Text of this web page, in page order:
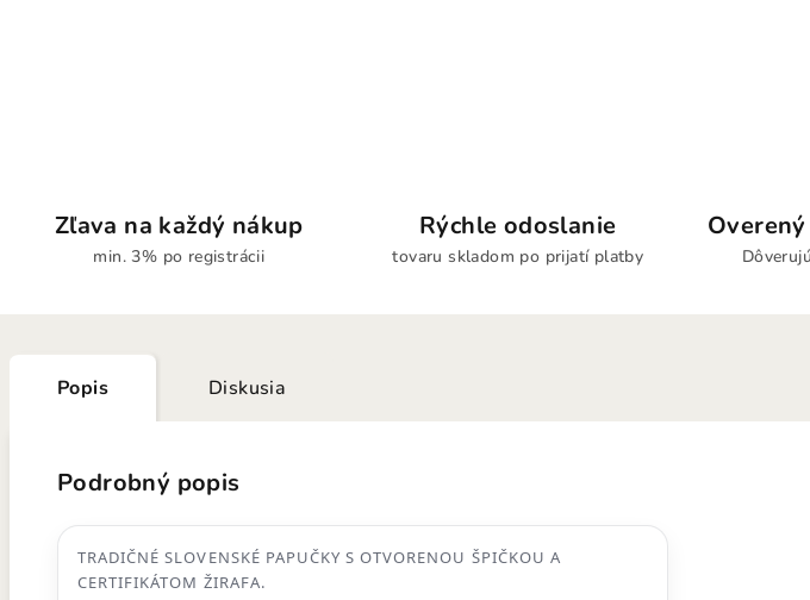
Zľava na každý nákup
min. 3% po registrácii
Rýchle odoslanie
tovaru skladom po prijatí platby
Popis Diskusia
Podrobný popis
TRADIČNÉ SLOVENSKÉ PAPUČKY S OTVORENOU ŠPIČKOU A
CERTIFIKÁTOM ŽIRAFA.